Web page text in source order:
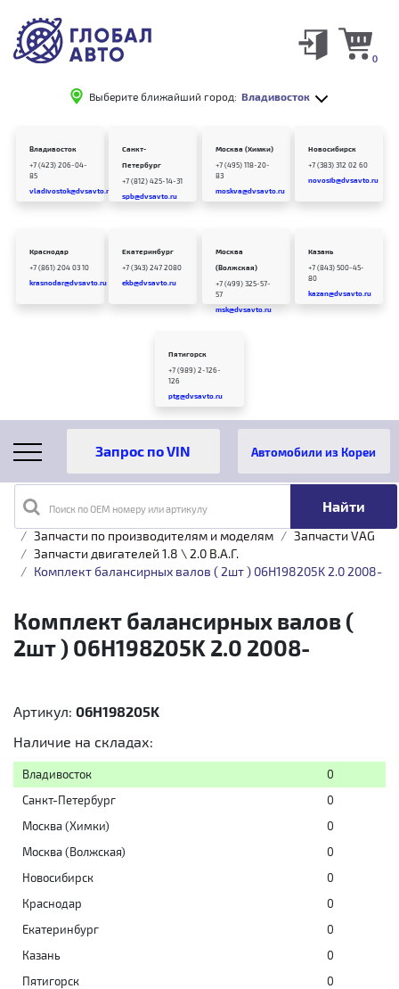
Выберите ближайший город: Владивосток
0
Владивосток
+7 (423) 206-04-
85
vladivostok@dvsavto.ru
Санкт-
Петербург
+7 (812) 425-14-31
spb@dvsavto.ru
Москва (Химки)
+7 (495) 118-20-
83
moskva@dvsavto.ru
Новосибирск
+7 (383) 312 02 60
novosib@dvsavto.ru
Краснодар
+7 (861) 204 03 10
krasnodar@dvsavto.ru
Екатеринбург
+7 (343) 247 2080
ekb@dvsavto.ru
Москва
(Волжская)
+7 (499) 325-57-
57
msk@dvsavto.ru
Казань
+7 (843) 500-45-
80
kazan@dvsavto.ru
Пятигорск
+7 (989) 2-126-
126
ptg@dvsavto.ru
Поиск по OEM номеру или артикулу
Автомобили из Кореи
Главная
Каталог товаров
Запчасти по производителям и моделям
Запчасти VAG
Запчасти двигателей 1.8 \ 2.0 B.A.Г.
Комплект балансирных валов ( 2шт ) 06H198205K 2.0 2008-
Комплект балансирных валов (
2шт ) 06H198205K 2.0 2008-
Артикул: 06H198205K
Наличие на складах:
Владивосток
0
Санкт-Петербург
0
Москва (Химки)
0
Москва (Волжская)
0
Новосибирск
0
Краснодар
0
Екатеринбург
0
Казань
0
Пятигорск
0